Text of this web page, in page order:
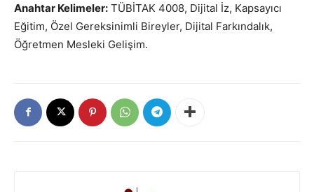
Anahtar Kelimeler: TÜBİTAK 4008, Dijital İz, Kapsayıcı
Eğitim, Özel Gereksinimli Bireyler, Dijital Farkındalık,
Öğretmen Mesleki Gelişim.